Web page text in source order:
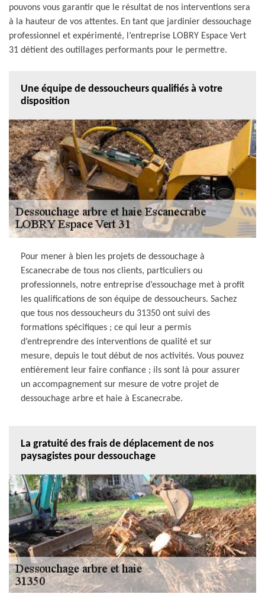
pouvons vous garantir que le résultat de nos interventions sera
à la hauteur de vos attentes. En tant que jardinier dessouchage
professionnel et expérimenté, l’entreprise LOBRY Espace Vert
31 détient des outillages performants pour le permettre.
Une équipe de dessoucheurs qualifiés à votre
disposition
Pour mener à bien les projets de dessouchage à
Escanecrabe de tous nos clients, particuliers ou
professionnels, notre entreprise d’essouchage met à profit
les qualifications de son équipe de dessoucheurs. Sachez
que tous nos dessoucheurs du 31350 ont suivi des
formations spécifiques ; ce qui leur a permis
d’entreprendre des interventions de qualité et sur
mesure, depuis le tout début de nos activités. Vous pouvez
entièrement leur faire confiance ; ils sont là pour assurer
un accompagnement sur mesure de votre projet de
dessouchage arbre et haie à Escanecrabe.
La gratuité des frais de déplacement de nos
paysagistes pour dessouchage